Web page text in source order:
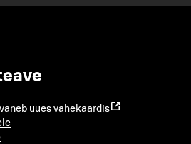
uues vahekaardis